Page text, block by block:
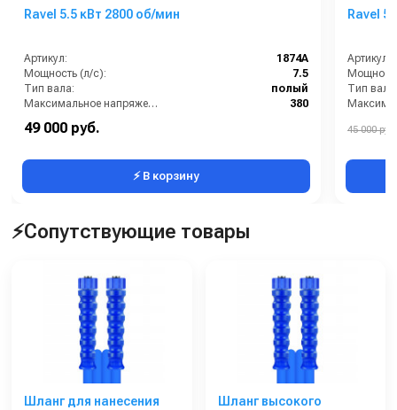
Ravel 5.5 кВт 2800 об/мин
Артикул:
1874A
Мощность (л/с):
7.5
Тип вала:
полый
Максимальное напряжение (В):
380
Страна-производитель:
49 000 руб.
⚡ В корзину
Ravel
Артикул:
Тип вала:
Страна-
45 000 руб.
⚡Сопутствующие товары
Шланг для нанесения
Шланг высокого